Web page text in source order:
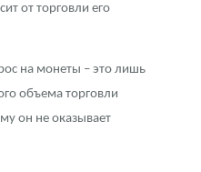
данных
от торговли его
на монеты – это лишь
объема торговли
он не оказывает